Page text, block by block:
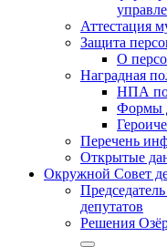
Аттестация
Защита
О
Наградная
НПА по
Формы
Перечень
Открытые
Окружной Совет
депутатов
Решения